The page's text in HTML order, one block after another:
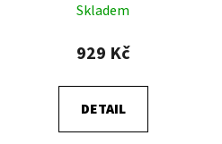
Skladem
929 Kč
DETAIL